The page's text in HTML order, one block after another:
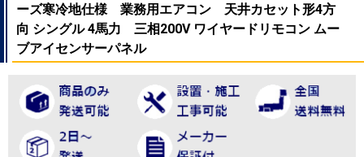
ーズ寒冷地仕様 業務用エアコン 天井カセット形4方
向 シングル 4馬力 三相200V ワイヤードリモコン ムー
ブアイセンサーパネル